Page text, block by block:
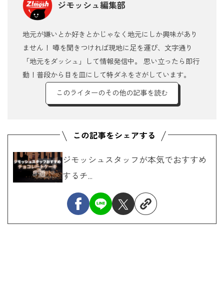
ジモッシュ編集部
地元が嫌いとか好きとかじゃなく地元にしか興味があり
ません！ 噂を聞きつければ現地に足を運び、文字通り
「地元をダッシュ」して情報発信中。 思い立ったら即行
動！普段から目を皿にして特ダネをさがしています。
このライターのその他の記事を読む
ジモッシュスタッフが本気でおすすめ
するチ...